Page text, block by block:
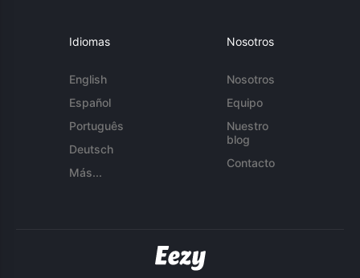
Idiomas
English
Español
Português
Deutsch
Más...
Nosotros
Nosotros
Equipo
Nuestro
blog
Contacto